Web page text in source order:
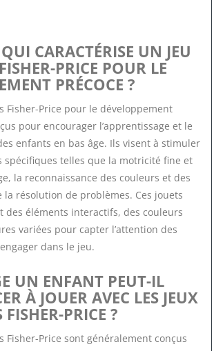
QUI CARACTÉRISE UN JEU
PRICE POUR LE
PRÉCOCE ?
Fisher-Price pour le développement
pour encourager l’apprentissage et le
enfants en bas âge. Ils visent à stimuler
spécifiques telles que la motricité fine et
la reconnaissance des couleurs et des
la résolution de problèmes. Ces jouets
des éléments interactifs, des couleurs
variées pour capter l’attention des
dans le jeu.
UN ENFANT PEUT-IL
À JOUER AVEC LES JEUX
FISHER-PRICE ?
Fisher-Price sont généralement conçus